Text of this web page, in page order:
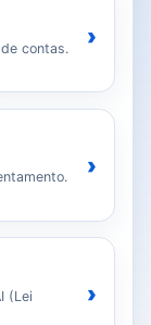
contas. ›
›
(Lei
›